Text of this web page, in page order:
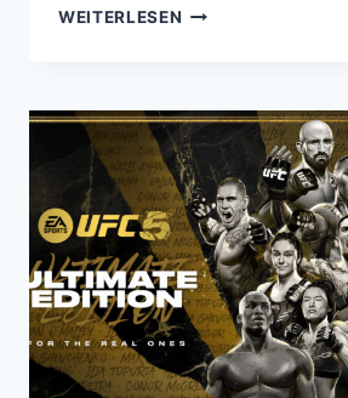
WEITERLESEN „RAVENSWATCH“:
VORBESTELLBAR
UND
NEUER
TRAILER
VERÖFFENTLICHT!